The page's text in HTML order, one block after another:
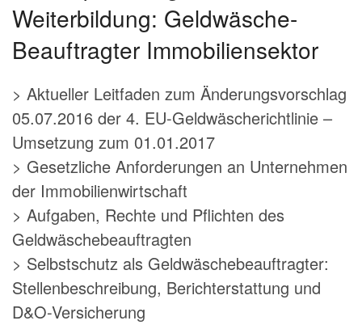
Weiterbildung: Geldwäsche-
Beauftragter Immobiliensektor
> Aktueller Leitfaden zum Änderungsvorschlag
05.07.2016 der 4. EU-Geldwäscherichtlinie –
Umsetzung zum 01.01.2017
> Gesetzliche Anforderungen an Unternehmen
der Immobilienwirtschaft
> Aufgaben, Rechte und Pflichten des
Geldwäschebeauftragten
> Selbstschutz als Geldwäschebeauftragter:
Stellenbeschreibung, Berichterstattung und
D&O-Versicherung